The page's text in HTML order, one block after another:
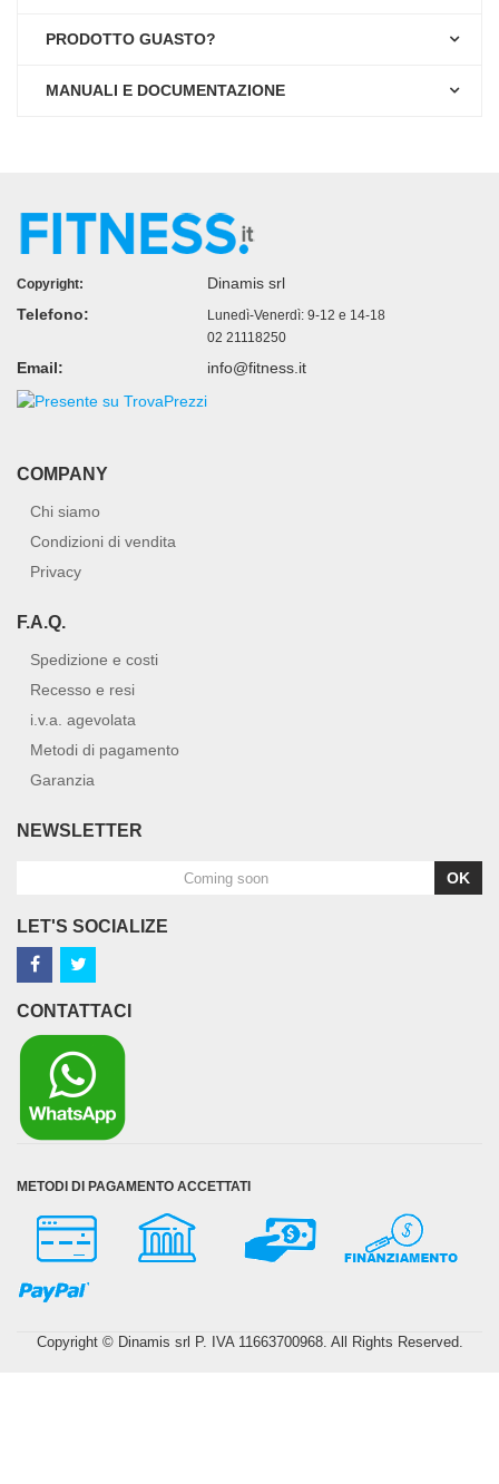
PRODOTTO GUASTO?
MANUALI E DOCUMENTAZIONE
Copyright:
Dinamis srl
Telefono:
Lunedì-Venerdì: 9-12 e 14-18
02 21118250
Email: info@fitness.it
COMPANY
Chi siamo
Condizioni di vendita
Privacy
F.A.Q.
Spedizione e costi
Recesso e resi
i.v.a. agevolata
Metodi di pagamento
Garanzia
NEWSLETTER
OK
LET'S SOCIALIZE
CONTATTACI
METODI DI PAGAMENTO ACCETTATI
Copyright © Dinamis srl P. IVA 11663700968. All Rights Reserved.